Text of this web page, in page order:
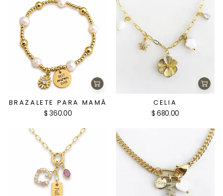
Agregar
al
carrito
BRAZALETE PARA MAMÁ
$ 360.00
al
CELIA
$ 680.00